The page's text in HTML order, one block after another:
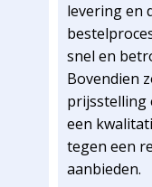
levering en
snel en
Bovendien
prijsstelling
een
tegen een
aanbieden.